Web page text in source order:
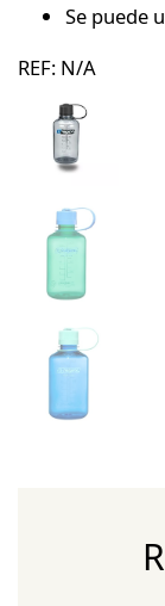
Se puede
REF: N/A